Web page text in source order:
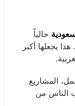
حالياً
هذا يجعلها أكبر
المشاريع
الناس من